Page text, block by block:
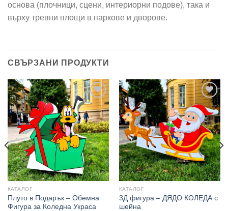
основа (плочници, сцени, интериорни подове), така и
върху тревни площи в паркове и дворове.
СВЪРЗАНИ ПРОДУКТИ
Add to
wishlist
КАТАЛОГ
Плуто в Подарък – Обемна
Фигура за Коледна Украса
Add to
wishlist
КАТАЛОГ
3Д фигура – ДЯДО КОЛЕДА с
шейна